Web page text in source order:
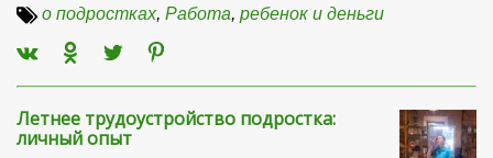
о подростках, Работа, ребенок и деньги
Летнее трудоустройство подростка:
личный опыт